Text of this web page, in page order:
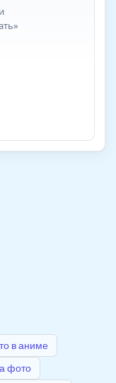
в аниме
фото